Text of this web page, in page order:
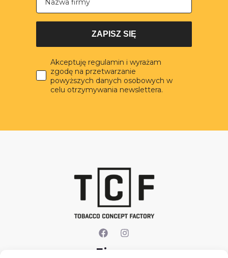
ZAPISZ SIĘ
Akceptuję regulamin i wyrażam
zgodę na przetwarzanie
powyższych danych osobowych w
celu otrzymywania newslettera.
Firma